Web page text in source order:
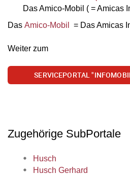
Das Amico-Mobil ( = Amicas
Das Amico-Mobil = Das Amicas
Weiter zum
SERVICEPORTAL
Zugehörige SubPortale
Husch
Husch Gerhard